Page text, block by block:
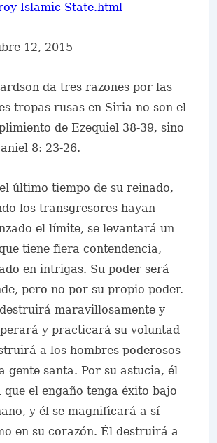
Islamic-State.html
12, 2015
da tres razones por las
tropas rusas en Siria no son el
de Ezequiel 38-39, sino
8: 23-26.
último tiempo de su reinado,
los transgresores hayan
el límite, se levantará un
tiene fiera contendencia,
en intrigas. Su poder será
pero no por su propio poder.
maravillosamente y
y practicará su voluntad
a los hombres poderosos
gente santa. Por su astucia, él
que el engaño tenga éxito bajo
y él se magnificará a sí
en su corazón. Él destruirá a